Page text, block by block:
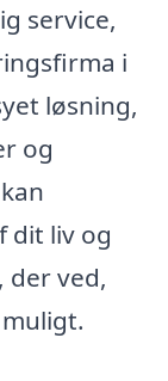
service,
i
løsning,
og
dit liv og
der ved,